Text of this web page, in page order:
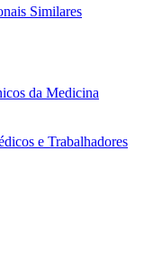
Similares
da Medicina
e Trabalhadores